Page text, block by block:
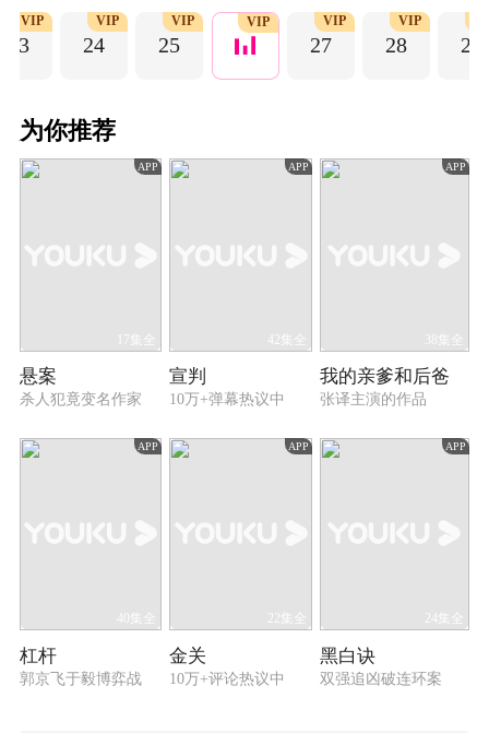
23
VIP
24
VIP
25
VIP VIP
27
VIP
28
VIP
29
为你推荐
APP
17集全
悬案
杀人犯竟变名作家
APP
42集全
宣判
10万+弹幕热议中
APP
38集全
我的亲爹和后爸
张译主演的作品
APP
40集全
杠杆
郭京飞于毅博弈战
APP
22集全
金关
10万+评论热议中
APP
24集全
黑白诀
双强追凶破连环案